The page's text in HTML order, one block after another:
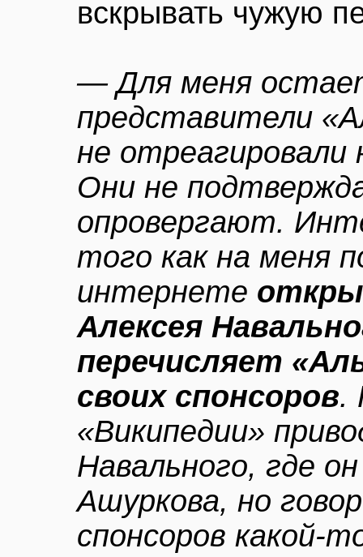
вскрывать чужую
— Для меня
представители
не отреагировали
Они не
опровергают.
того как на меня
интернете
Алексея
перечисляет
своих спонсоров.
«Википедии»
Навального, где
Ашуркова, но
спонсоров какой-